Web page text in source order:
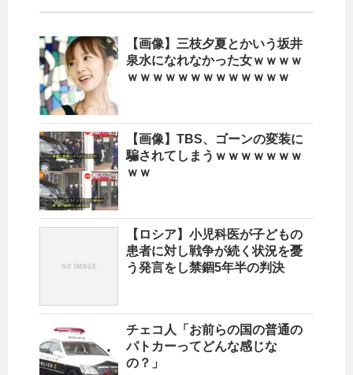
【画像】三枝夕夏とかいう坂井
泉水になれなかった女ｗｗｗｗ
ｗｗｗｗｗｗｗｗｗｗｗｗｗ
【画像】TBS、ゴーンの変装に
騙されてしまうｗｗｗｗｗｗｗ
ｗｗ
【ロシア】小児科医が子どもの
患者に対し戦争が続く状況を憂
う発言をし禁錮5年半の判決
チェコ人「お前らの国の普通の
パトカーってどんな感じな
の？」